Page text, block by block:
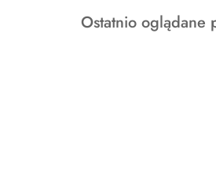
statusie:
Produkty
Ostatnio oglądane